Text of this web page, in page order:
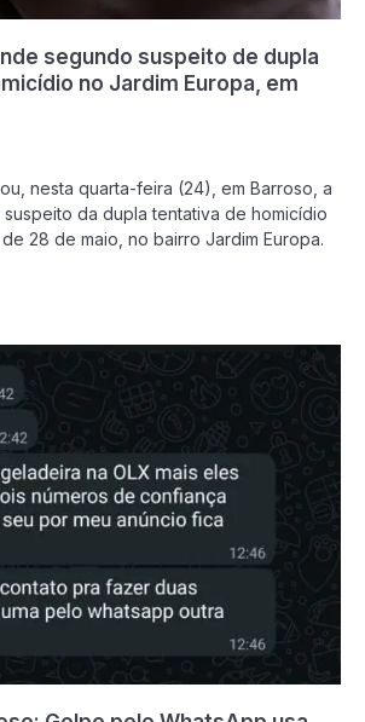
segundo suspeito de dupla
no Jardim Europa, em
nesta quarta-feira (24), em Barroso, a
da dupla tentativa de homicídio
28 de maio, no bairro Jardim Europa.